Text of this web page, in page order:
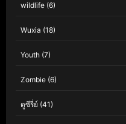
wildlife (6)
Wuxia (18)
Youth (7)
Zombie (6)
ดูซีรี่ย์ (41)